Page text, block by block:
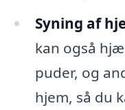
Syning af
kan også
puder, og
hjem, så du